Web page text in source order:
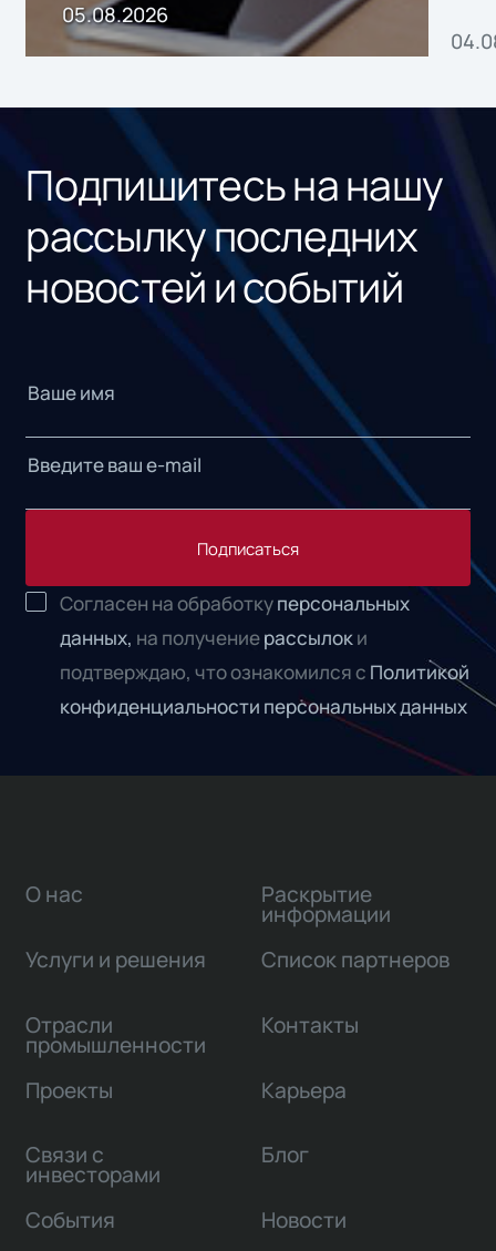
05.08.2026
Подпишитесь на нашу
рассылку последних
новостей и событий
Подписаться
Согласен на обработкуперсональных
данных, на получениерассылоки
подтверждаю, что ознакомился с Политикой
конфиденциальности персональных данных
О нас
Услуги и решения
Отрасли
промышленности
Проекты
Связи с
инвесторами
Раскрытие
информации
Список партнеров
Контакты
Карьера
Блог
События Новости